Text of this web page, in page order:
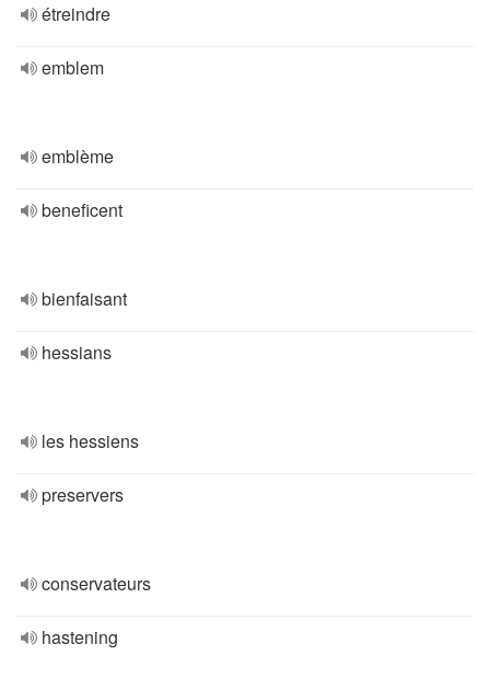
étreindre
emblem
emblème
beneficent
bienfaisant
hessians
les hessiens
preservers
conservateurs
hastening